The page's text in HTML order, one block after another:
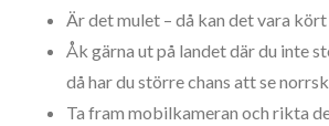
Är det mulet – då kan det vara kört
Åk gärna ut på landet där du inte
då har du större chans att se
Ta fram mobilkameran och rikta